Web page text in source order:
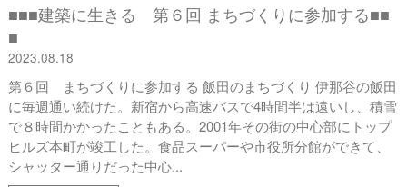
■■■建築に生きる 第６回 まちづくりに参加する■■
■
2023.08.18
第６回 まちづくりに参加する 飯田のまちづくり 伊那谷の飯田
に毎週通い続けた。新宿から高速バスで4時間半は遠いし、積雪
で８時間かかったこともある。2001年その街の中心部にトップ
ヒルズ本町が竣工した。食品スーパーや市役所分館ができて、
シャッター通りだった中心...